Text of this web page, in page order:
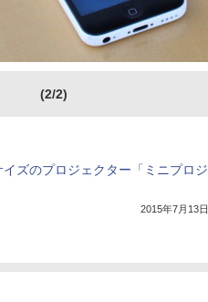
(2/2)
ズのプロジェクター「ミニプロジ
2015年7月13日